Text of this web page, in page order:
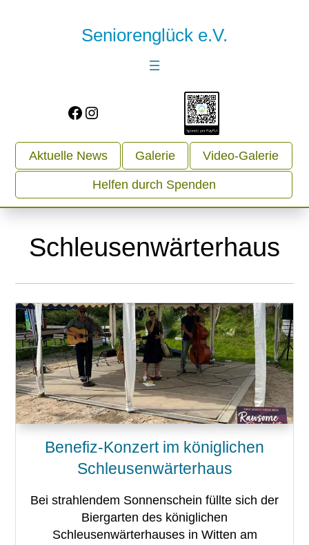
Seniorenglück e.V.
Facebook
Instagram
Aktuelle News Galerie Video-Galerie
Helfen durch Spenden
Schleusenwärterhaus
Benefiz-Konzert im königlichen
Schleusenwärterhaus
Bei strahlendem Sonnenschein füllte sich der
Biergarten des königlichen
Schleusenwärterhauses in Witten am